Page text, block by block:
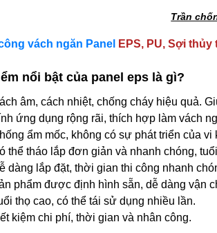
Trần
vách ngăn Panel EPS, PU, Sợi thủy
nổi bật của panel eps là gì?
âm, cách nhiệt, chống cháy hiệu quả.
ứng dụng rộng rãi, thích hợp làm vách
ẩm mốc, không có sự phát triển của
thể tháo lắp đơn giản và nhanh chóng,
dàng lắp đặt, thời gian thi công nhanh
phẩm được định hình sẵn, dễ dàng vận
thọ cao, có thể tái sử dụng nhiều lần.
kiệm chi phí, thời gian và nhân công.